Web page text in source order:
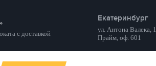
с доставкой
Екатеринбург
ул. Антона Валека,
Прайм, оф. 601